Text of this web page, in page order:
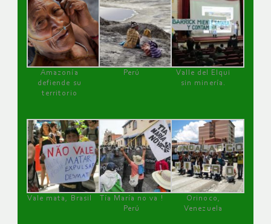
Amazonía
defiende su
territorio
Perú
Valle del Elqui
sin minería.
Vale mata, Brasil
Tía María no va !
Perú
Orinoco,
Venezuela